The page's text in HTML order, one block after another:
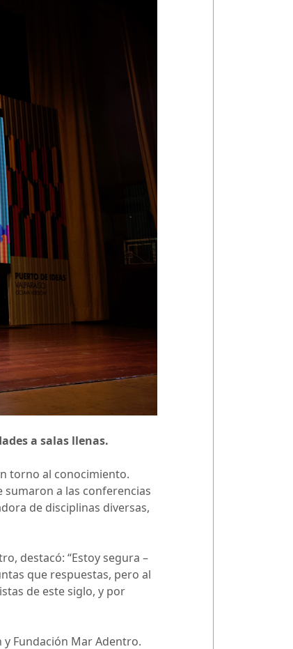
a salas llenas.
torno al conocimiento.
sumaron a las conferencias
de disciplinas diversas,
destacó: “Estoy segura –
que respuestas, pero al
de este siglo, y por
Fundación Mar Adentro.